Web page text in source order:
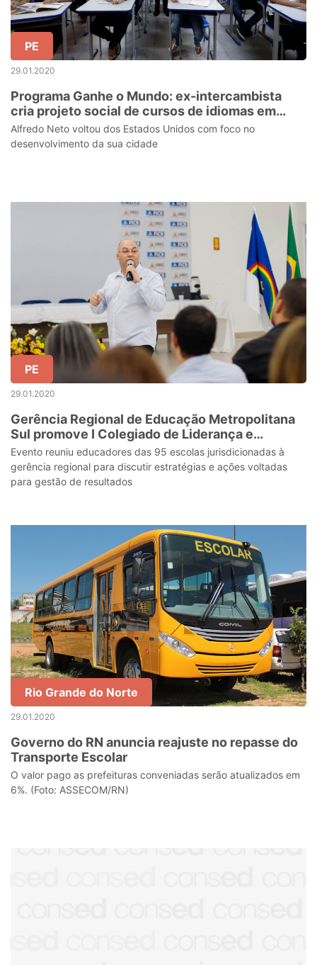
PE
29.01.2020
Programa Ganhe o Mundo: ex-intercambista
cria projeto social de cursos de idiomas em
Passira
Alfredo Neto voltou dos Estados Unidos com foco no
desenvolvimento da sua cidade
PE
29.01.2020
Gerência Regional de Educação Metropolitana
Sul promove I Colegiado de Liderança e
Desenvolvimento Educacional
Evento reuniu educadores das 95 escolas jurisdicionadas à
gerência regional para discutir estratégias e ações voltadas
para gestão de resultados
Rio Grande do Norte
29.01.2020
Governo do RN anuncia reajuste no repasse do
Transporte Escolar
O valor pago as prefeituras conveniadas serão atualizados em
6%. (Foto: ASSECOM/RN)